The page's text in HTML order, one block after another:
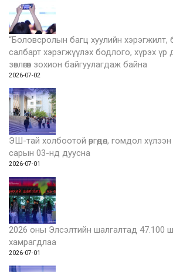
“Боловсролын багц хуулийн
салбарт хэрэгжүүлэх бодлого, хүрэх үр
зөвлөгөөн зохион байгуулагдаж байна
2026-07-02
ЭШ-тай холбоотой өргөдөл, гомдол
сарын 03-нд дуусна
2026-07-01
2026 оны Элсэлтийн шалгалтад 47.100
хамрагдлаа
2026-07-01